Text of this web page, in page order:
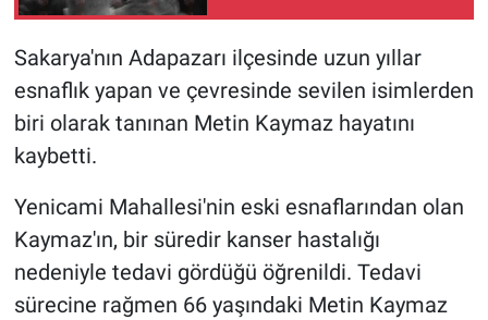
Sakarya'nın Adapazarı ilçesinde uzun yıllar
esnaflık yapan ve çevresinde sevilen isimlerden
biri olarak tanınan Metin Kaymaz hayatını
kaybetti.
Yenicami Mahallesi'nin eski esnaflarından olan
Kaymaz'ın, bir süredir kanser hastalığı
nedeniyle tedavi gördüğü öğrenildi. Tedavi
sürecine rağmen 66 yaşındaki Metin Kaymaz